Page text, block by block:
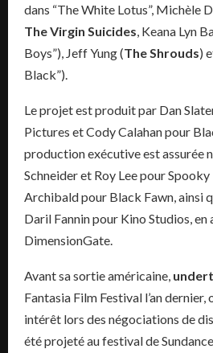
dans “The White Lotus”, Michèle
The Virgin Suicides , Keana Lyn
Boys”), Jeff Yung (The Shrouds)
Black”).
Le projet est produit par Dan
Pictures et Cody Calahan pour
production exécutive est assurée
Schneider et Roy Lee pour
Archibald pour Black Fawn, ainsi
Daril Fannin pour Kino Studios, en
DimensionGate.
Avant sa sortie américaine,
Fantasia Film Festival l’an dernier,
intérêt lors des négociations de
été projeté au festival de